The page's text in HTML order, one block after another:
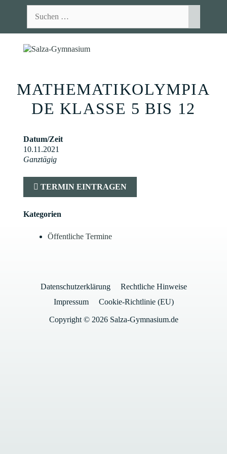
nach:
MATHEMATIKOLYMPIA
DE KLASSE 5 BIS 12
Datum/Zeit
10.11.2021
Ganztägig
TERMIN EINTRAGEN
Kategorien
Öffentliche Termine
Datenschutzerklärung
Rechtliche Hinweise
Impressum
Cookie-Richtlinie (EU)
Copyright © 2026 Salza-Gymnasium.de